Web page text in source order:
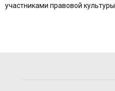
участниками правовой культуры